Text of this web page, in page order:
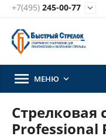
+7(495) 245-00-77 
 МЕНЮ 
Стрелковая
Professional